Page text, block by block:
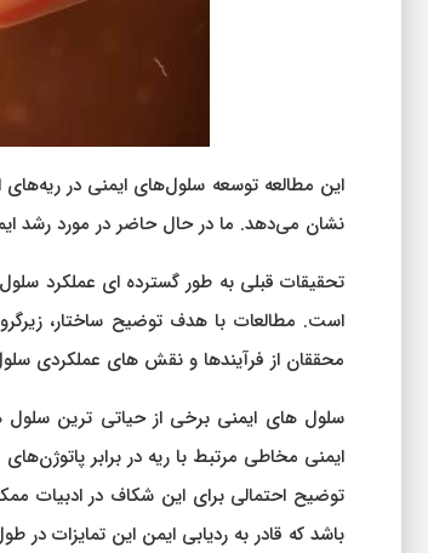
این مطالعه توسعه سلول‌های ایمنی در
نشان می‌دهد. ما در حال حاضر در مورد رشد
تحقیقات قبلی به طور گسترده ای عملکرد
است. مطالعات با هدف توضیح ساختار،
محققان از فرآیندها و نقش های عملکردی
سلول های ایمنی برخی از حیاتی ترین سلول
ایمنی مخاطی مرتبط با ریه در برابر
توضیح احتمالی برای این شکاف در ادبیات
باشد که قادر به ردیابی ایمن این تمایزات در